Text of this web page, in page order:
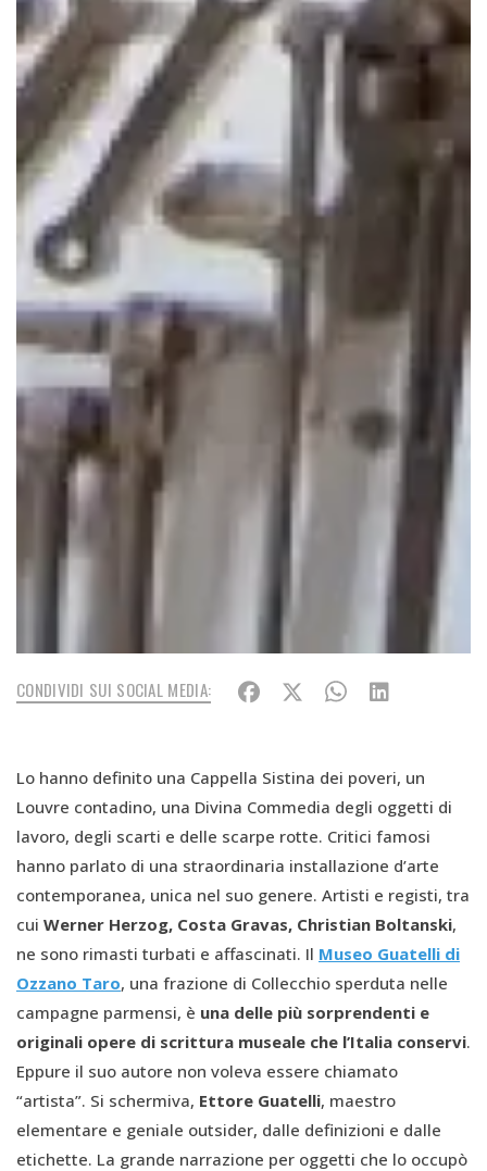
CONDIVIDI SUI SOCIAL MEDIA:
Lo hanno definito una Cappella Sistina dei poveri, un
Louvre contadino, una Divina Commedia degli oggetti di
lavoro, degli scarti e delle scarpe rotte. Critici famosi
hanno parlato di una straordinaria installazione d’arte
contemporanea, unica nel suo genere. Artisti e registi, tra
cui Werner Herzog, Costa Gravas, Christian Boltanski,
ne sono rimasti turbati e affascinati. Il Museo Guatelli di
Ozzano Taro, una frazione di Collecchio sperduta nelle
campagne parmensi, è una delle più sorprendenti e
originali opere di scrittura museale che l’Italia conservi.
Eppure il suo autore non voleva essere chiamato
“artista”. Si schermiva, Ettore Guatelli, maestro
elementare e geniale outsider, dalle definizioni e dalle
etichette. La grande narrazione per oggetti che lo occupò